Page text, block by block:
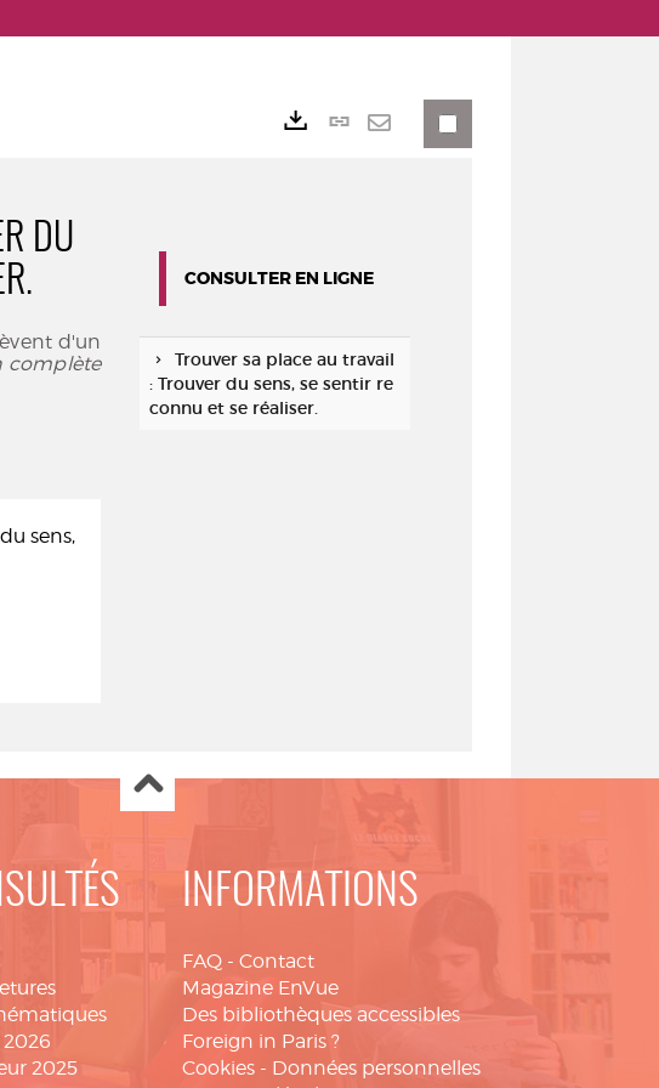
DU
d'un
complète
sens,
Lien
CONSULTER EN LIGNE
Trouver sa place au travail
: Trouver du sens, se sentir re
connu et se réaliser.
2026
2025
INFORMATIONS
FAQ - Contact
Magazine EnVue
Des bibliothèques accessibles
Foreign in Paris ?
Cookies - Données personnelles